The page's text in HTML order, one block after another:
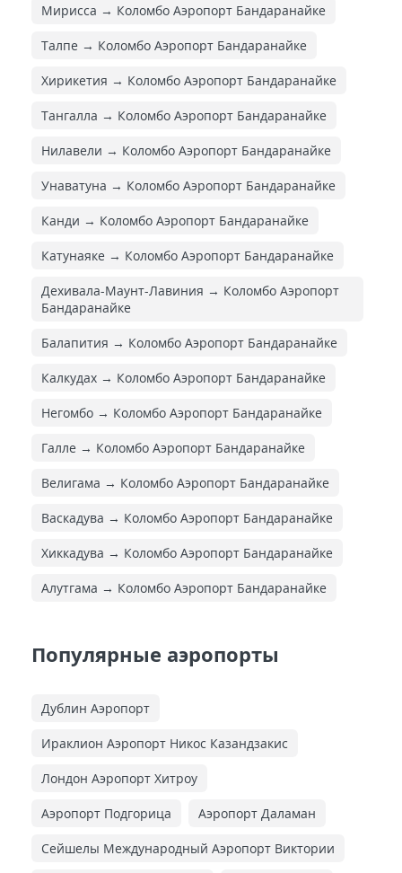
Мирисса → Коломбо Аэропорт Бандаранайке
Талпе → Коломбо Аэропорт Бандаранайке
Хирикетия → Коломбо Аэропорт Бандаранайке
Тангалла → Коломбо Аэропорт Бандаранайке
Нилавели → Коломбо Аэропорт Бандаранайке
Унаватуна → Коломбо Аэропорт Бандаранайке
Канди → Коломбо Аэропорт Бандаранайке
Катунаяке → Коломбо Аэропорт Бандаранайке
Дехивала-Маунт-Лавиния → Коломбо Аэропорт
Бандаранайке
Балапития → Коломбо Аэропорт Бандаранайке
Калкудах → Коломбо Аэропорт Бандаранайке
Негомбо → Коломбо Аэропорт Бандаранайке
Галле → Коломбо Аэропорт Бандаранайке
Велигама → Коломбо Аэропорт Бандаранайке
Васкадува → Коломбо Аэропорт Бандаранайке
Хиккадува → Коломбо Аэропорт Бандаранайке
Алутгама → Коломбо Аэропорт Бандаранайке
Популярные аэропорты
Дублин Аэропорт
Ираклион Аэропорт Никос Казандзакис
Лондон Аэропорт Хитроу
Аэропорт Подгорица Аэропорт Даламан
Сейшелы Международный Аэропорт Виктории